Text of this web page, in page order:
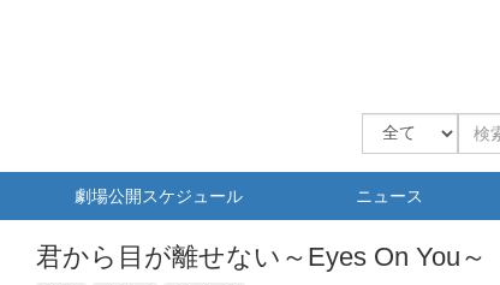
劇場公開スケジュール ニュース
君から目が離せない～Eyes On You～